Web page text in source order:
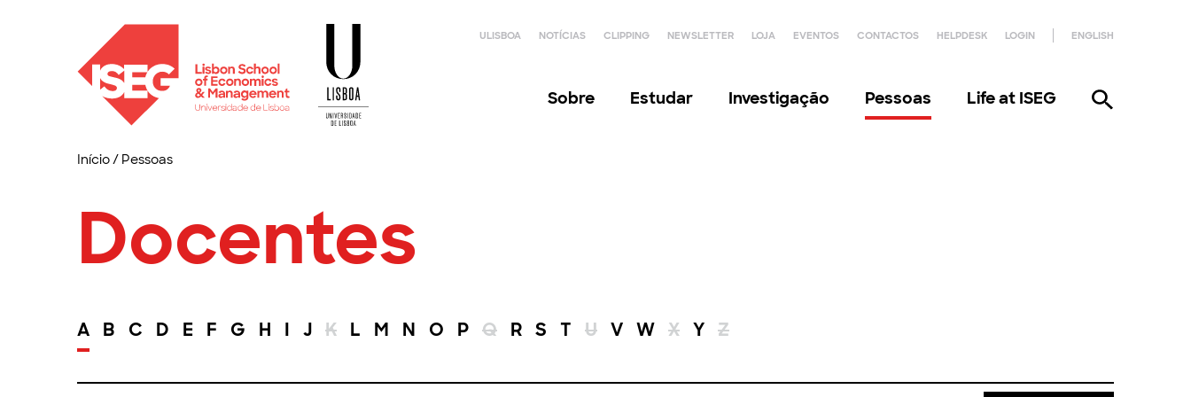
ULISBOA NOTÍCIAS CLIPPING NEWSLETTER LOJA EVENTOS CONTACTOS HELPDESK LOGIN ENGLISH
Sobre Estudar Investigação Pessoas Life at ISEG
Início/ Pessoas
Docentes
A B C D E F G H I J K L M N O P Q R S T U V W X Y Z